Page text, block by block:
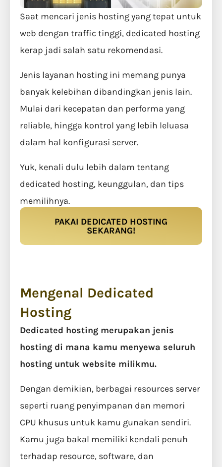
Saat mencari jenis hosting yang tepat untuk
web dengan traffic tinggi, dedicated hosting
kerap jadi salah satu rekomendasi.
Jenis layanan hosting ini memang punya
banyak kelebihan dibandingkan jenis lain.
Mulai dari kecepatan dan performa yang
reliable, hingga kontrol yang lebih leluasa
dalam hal konfigurasi server.
Yuk, kenali dulu lebih dalam tentang
dedicated hosting, keunggulan, dan tips
memilihnya.
PAKAI DEDICATED HOSTING
SEKARANG!
Mengenal Dedicated
Hosting
Dedicated hosting merupakan jenis
hosting di mana kamu menyewa seluruh
hosting untuk website milikmu.
Dengan demikian, berbagai resources server
seperti ruang penyimpanan dan memori
CPU khusus untuk kamu gunakan sendiri.
Kamu juga bakal memiliki kendali penuh
terhadap resource, software, dan